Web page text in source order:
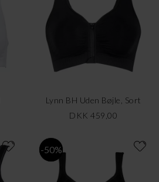
Lynn BH Uden Bøjle, Sort
DKK 459,00
-50%